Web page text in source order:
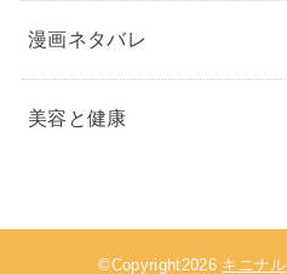
漫画ネタバレ
美容と健康
©Copyright2026 キニナル